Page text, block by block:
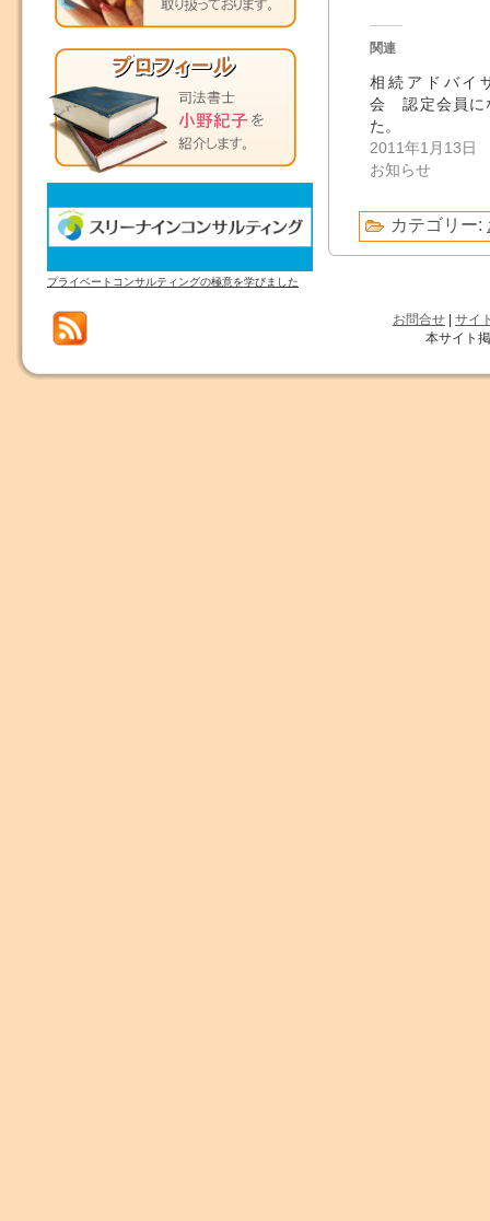
プライベートコンサルティングの極意を学びました
関連
相続アドバイ
会 認定会員に
た。
2011年1月13日
お知らせ
カテゴリー:
お問合せ
サイ
本サイト